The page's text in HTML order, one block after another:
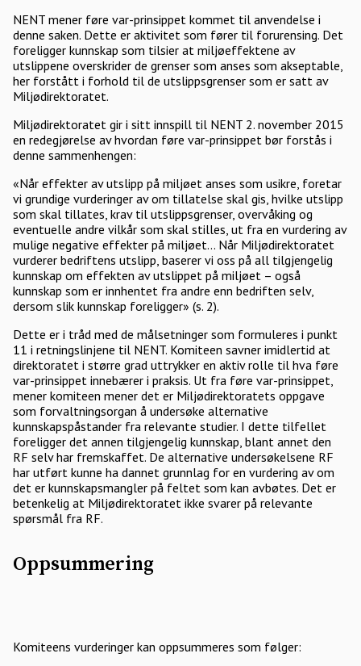
NENT mener føre var-prinsippet kommet til anvendelse i
denne saken. Dette er aktivitet som fører til forurensing. Det
foreligger kunnskap som tilsier at miljøeffektene av
utslippene overskrider de grenser som anses som akseptable,
her forstått i forhold til de utslippsgrenser som er satt av
Miljødirektoratet.
Miljødirektoratet gir i sitt innspill til NENT 2. november 2015
en redegjørelse av hvordan føre var-prinsippet bør forstås i
denne sammenhengen:
«Når effekter av utslipp på miljøet anses som usikre, foretar
vi grundige vurderinger av om tillatelse skal gis, hvilke utslipp
som skal tillates, krav til utslippsgrenser, overvåking og
eventuelle andre vilkår som skal stilles, ut fra en vurdering av
mulige negative effekter på miljøet... Når Miljødirektoratet
vurderer bedriftens utslipp, baserer vi oss på all tilgjengelig
kunnskap om effekten av utslippet på miljøet – også
kunnskap som er innhentet fra andre enn bedriften selv,
dersom slik kunnskap foreligger» (s. 2).
Dette er i tråd med de målsetninger som formuleres i punkt
11 i retningslinjene til NENT. Komiteen savner imidlertid at
direktoratet i større grad uttrykker en aktiv rolle til hva føre
var-prinsippet innebærer i praksis. Ut fra føre var-prinsippet,
mener komiteen mener det er Miljødirektoratets oppgave
som forvaltningsorgan å undersøke alternative
kunnskapspåstander fra relevante studier. I dette tilfellet
foreligger det annen tilgjengelig kunnskap, blant annet den
RF selv har fremskaffet. De alternative undersøkelsene RF
har utført kunne ha dannet grunnlag for en vurdering av om
det er kunnskapsmangler på feltet som kan avbøtes. Det er
betenkelig at Miljødirektoratet ikke svarer på relevante
spørsmål fra RF.
Oppsummering
Komiteens vurderinger kan oppsummeres som følger: